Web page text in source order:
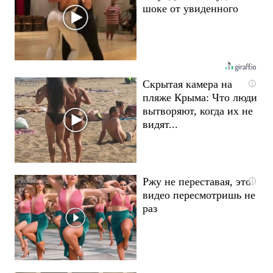
шоке от увиденного
i
Скрытая камера на
пляже Крыма: Что люди
вытворяют, когда их не
видят...
i
Ржу не переставая, это
видео пересмотришь не
раз